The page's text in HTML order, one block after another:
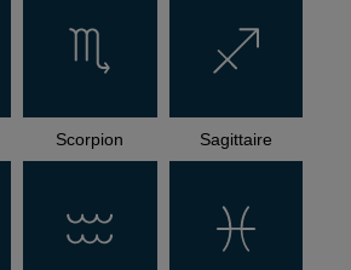
Scorpion Sagittaire